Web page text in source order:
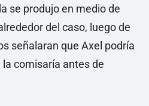
se produjo en medio de
del caso, luego de
señalaran que Axel podría
comisaría antes de